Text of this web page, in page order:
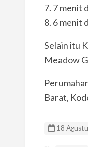
7. 7 menit
8. 6 menit
Selain itu
Meadow
Barat,
18